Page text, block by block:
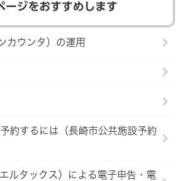
ージをおすすめします
カウンタ）の運用
約するには（長崎市公共施設予約
ルタックス）による電子申告・電